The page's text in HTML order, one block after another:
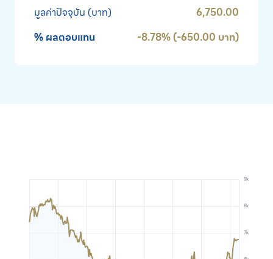
มูลค่าปัจจุบัน (บาท)
6,750.00
% ผลตอบแทน
-8.78% (-650.00 บาท)